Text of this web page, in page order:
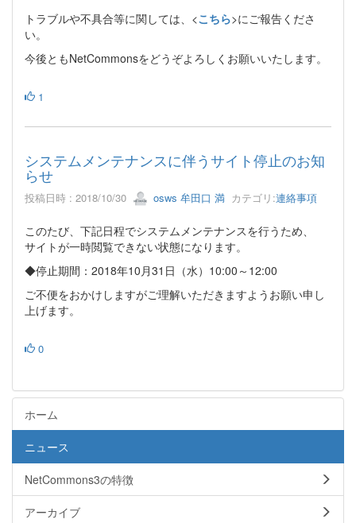
トラブルや不具合等に関しては、<こちら>にご報告くださ
い。
今後ともNetCommonsをどうぞよろしくお願いいたします。
1
システムメンテナンスに伴うサイト停止のお知
らせ
投稿日時 : 2018/10/30 osws 牟田口 満 カテゴリ:連絡事項
このたび、下記日程でシステムメンテナンスを行うため、
サイトが一時閲覧できない状態になります。
◆停止期間：2018年10月31日（水）10:00～12:00
ご不便をおかけしますがご理解いただきますようお願い申し
上げます。
0
ホーム
ニュース
NetCommons3の特徴
アーカイブ